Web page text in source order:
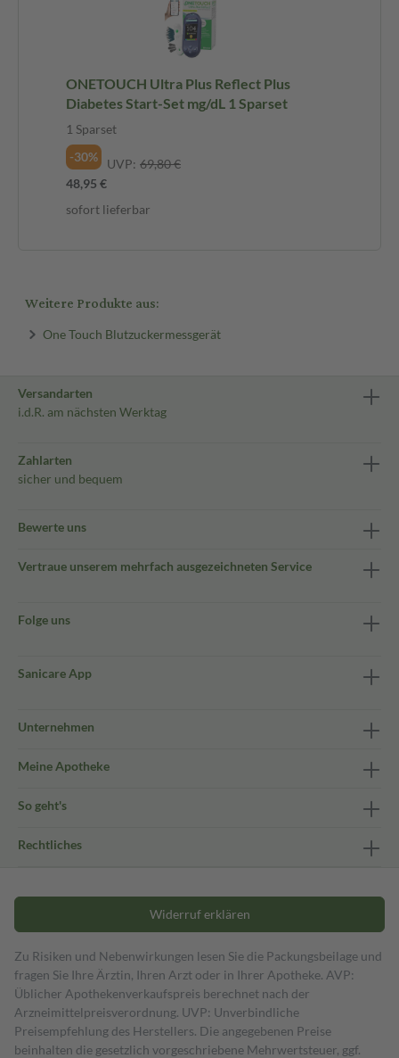
ONETOUCH Ultra Plus Reflect Plus
Diabetes Start-Set mg/dL 1 Sparset
1 Sparset
-30%
UVP: 69,80 €
48,95 €
sofort lieferbar
Weitere Produkte aus:
One Touch Blutzuckermessgerät
Versandarten
i.d.R. am nächsten Werktag
Zahlarten
sicher und bequem
Bewerte uns
Vertraue unserem mehrfach ausgezeichneten Service
Folge uns
Sanicare App
Unternehmen
Meine Apotheke
So geht's
Rechtliches
Widerruf erklären
Zu Risiken und Nebenwirkungen lesen Sie die Packungsbeilage und
fragen Sie Ihre Ärztin, Ihren Arzt oder in Ihrer Apotheke. AVP:
Üblicher Apothekenverkaufspreis berechnet nach der
Arzneimittelpreisverordnung. UVP: Unverbindliche
Preisempfehlung des Herstellers. Die angegebenen Preise
beinhalten die gesetzlich vorgeschriebene Mehrwertsteuer, ggf.